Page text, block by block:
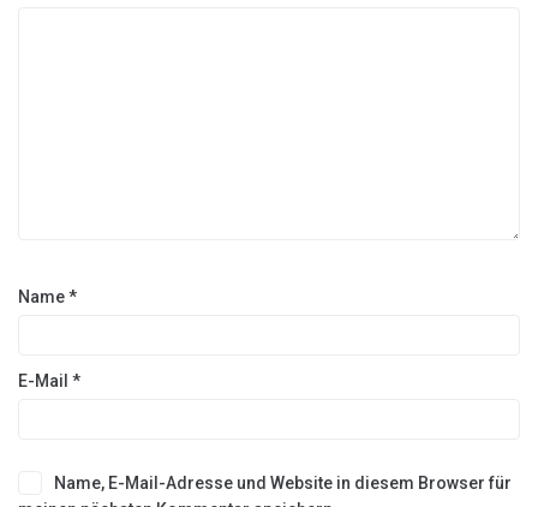
Name*
E-Mail *
Name, E-Mail-Adresse und Website in diesem Browser für